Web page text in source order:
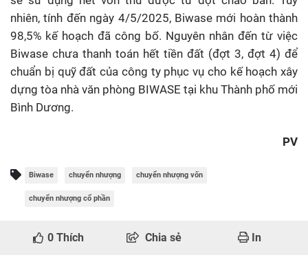
nhiên, tính đến ngày 4/5/2025, Biwase mới hoàn thành
98,5% kế hoạch đã công bố. Nguyên nhân đến từ việc
Biwase chưa thanh toán hết tiền đất (đợt 3, đợt 4) để
chuẩn bị quỹ đất của công ty phục vụ cho kế hoạch xây
dựng tòa nhà văn phòng BIWASE tại khu Thành phố mới
Bình Dương.
PV
Biwase chuyển nhượng chuyển nhượng vốn
chuyển nhượng cổ phần
0 Thích Chia sẻ In